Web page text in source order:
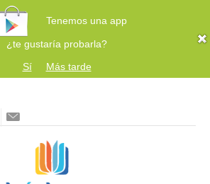
Tenemos una app
¿te gustaría probarla?
Sí
Más tarde